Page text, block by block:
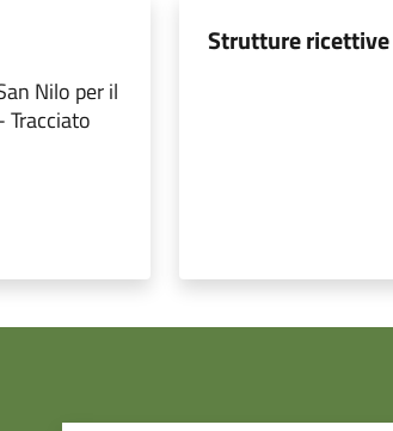
Nilo per il
Strutture ricettive